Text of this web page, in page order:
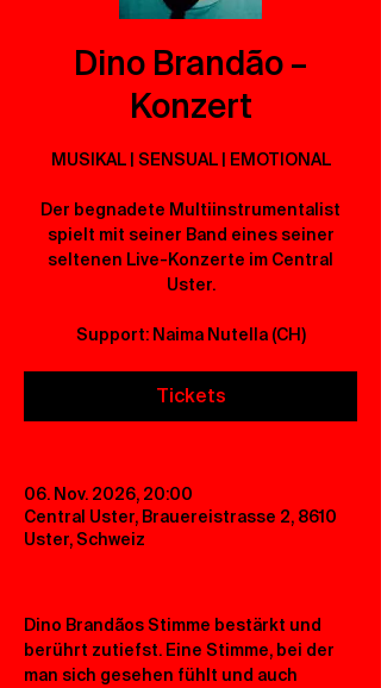
Dino Brandão –
Konzert
MUSIKAL | SENSUAL | EMOTIONAL
Der begnadete Multiinstrumentalist
spielt mit seiner Band eines seiner
seltenen Live-Konzerte im Central
Uster.
Support: Naima Nutella (CH)
Tickets
06. Nov. 2026, 20:00
Central Uster, Brauereistrasse 2, 8610
Uster, Schweiz
Dino Brandãos Stimme bestärkt und
berührt zutiefst. Eine Stimme, bei der
man sich gesehen fühlt und auch